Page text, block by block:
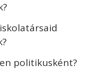
politikusként?